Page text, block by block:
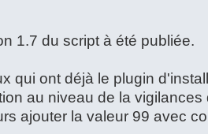
1.7 du script à été publiée.
qui ont déjà le plugin
au niveau de la
ajouter la valeur 99 avec